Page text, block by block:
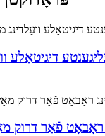
דיגיטאַלע
ראָבאָט פֿאַר דרוק